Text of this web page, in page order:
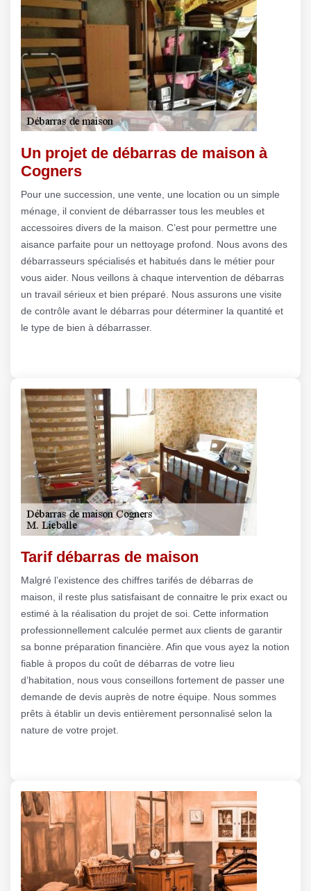
Un projet de débarras de maison à
Cogners
Pour une succession, une vente, une location ou un simple
ménage, il convient de débarrasser tous les meubles et
accessoires divers de la maison. C’est pour permettre une
aisance parfaite pour un nettoyage profond. Nous avons des
débarrasseurs spécialisés et habitués dans le métier pour
vous aider. Nous veillons à chaque intervention de débarras
un travail sérieux et bien préparé. Nous assurons une visite
de contrôle avant le débarras pour déterminer la quantité et
le type de bien à débarrasser.
Tarif débarras de maison
Malgré l’existence des chiffres tarifés de débarras de
maison, il reste plus satisfaisant de connaitre le prix exact ou
estimé à la réalisation du projet de soi. Cette information
professionnellement calculée permet aux clients de garantir
sa bonne préparation financière. Afin que vous ayez la notion
fiable à propos du coût de débarras de votre lieu
d’habitation, nous vous conseillons fortement de passer une
demande de devis auprès de notre équipe. Nous sommes
prêts à établir un devis entièrement personnalisé selon la
nature de votre projet.